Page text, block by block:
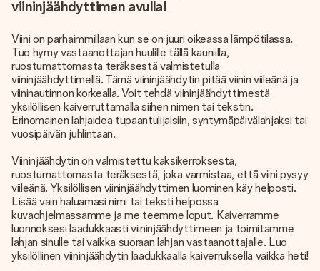
viininjäähdyttimen avulla!
Viini on parhaimmillaan kun se on juuri oikeassa lämpötilassa.
Tuo hymy vastaanottajan huulille tällä kauniilla,
ruostumattomasta teräksestä valmistetulla
viininjäähdyttimellä. Tämä viininjäähdytin pitää viinin viileänä ja
viininautinnon korkealla. Voit tehdä viininjäähdyttimestä
yksilöllisen kaiverruttamalla siihen nimen tai tekstin.
Erinomainen lahjaidea tupaantulijaisiin, syntymäpäivälahjaksi tai
vuosipäivän juhlintaan.
Viininjäähdytin on valmistettu kaksikerroksesta,
ruostumattomasta teräksestä, joka varmistaa, että viini pysyy
viileänä. Yksilöllisen viininjäähdyttimen luominen käy helposti.
Lisää vain haluamasi nimi tai teksti helpossa
kuvaohjelmassamme ja me teemme loput. Kaiverramme
luonnoksesi laadukkaasti viininjäähdyttimeen ja toimitamme
lahjan sinulle tai vaikka suoraan lahjan vastaanottajalle. Luo
yksilöllinen viininjäähdytin laadukkaalla kaiverruksella vaikka heti!